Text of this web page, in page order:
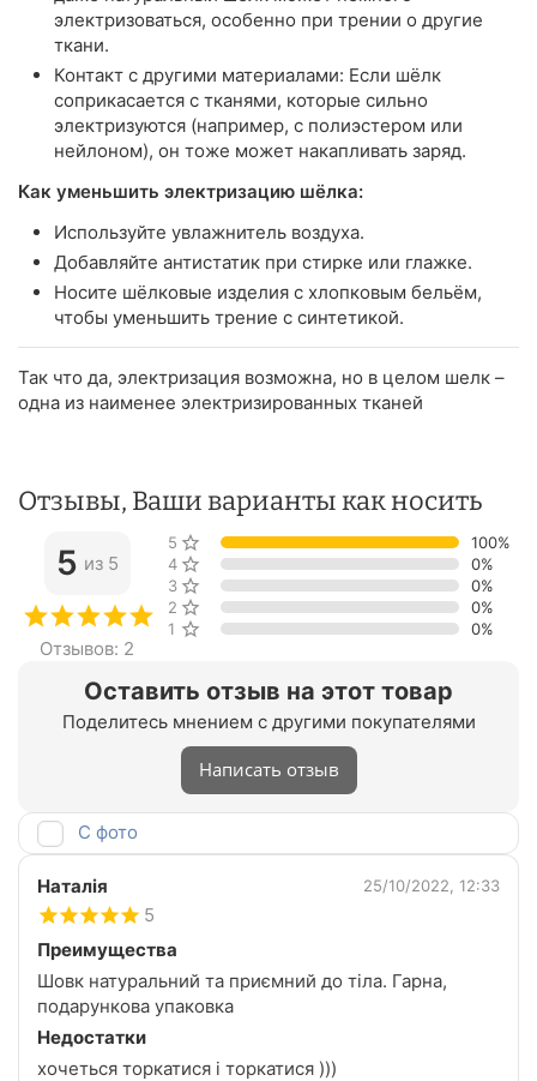
электризоваться, особенно при трении о другие
ткани.
Контакт с другими материалами: Если шёлк
соприкасается с тканями, которые сильно
электризуются (например, с полиэстером или
нейлоном), он тоже может накапливать заряд.
Как уменьшить электризацию шёлка:
Используйте увлажнитель воздуха.
Добавляйте антистатик при стирке или глажке.
Носите шёлковые изделия с хлопковым бельём,
чтобы уменьшить трение с синтетикой.
Так что да, электризация возможна, но в целом шелк –
одна из наименее электризированных тканей
Отзывы, Ваши варианты как носить
Оставить отзыв на этот товар
Поделитесь мнением с другими покупателями
Написать отзыв
5 из 5
Отзывов: 2
5 звёзд
100%
4 звезды
0%
3 звезды
0%
2 звезды
0%
1 звезда
0%
С фото
Наталія 25/10/2022, 12:33
5
Преимущества
Шовк натуральний та приємний до тіла. Гарна,
подарункова упаковка
Недостатки
хочеться торкатися і торкатися )))